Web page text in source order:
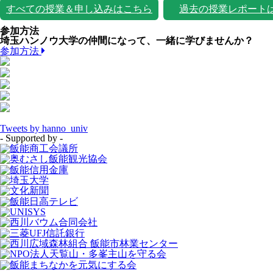
すべての授業＆申し込みはこちら 過去の授業レポート
参加方法
埼玉ハンノウ大学の仲間になって、一緒に学びませんか？
参加方法
Tweets by hanno_univ
- Supported by -